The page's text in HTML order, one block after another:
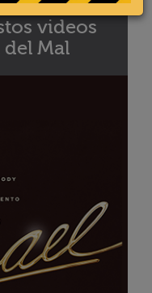
videos
del Mal